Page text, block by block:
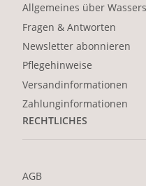
Allgemeines über
Fragen & Antworten
Newsletter abonnieren
Pflegehinweise
Versandinformationen
Zahlunginformationen
RECHTLICHES
AGB